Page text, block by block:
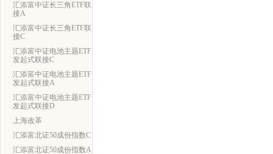
汇添富中证长三角ETF联
接A
汇添富中证长三角ETF联
接C
汇添富中证电池主题ETF
发起式联接C
汇添富中证电池主题ETF
发起式联接A
汇添富中证电池主题ETF
发起式联接D
上海改革
汇添富北证50成份指数C
汇添富北证50成份指数A